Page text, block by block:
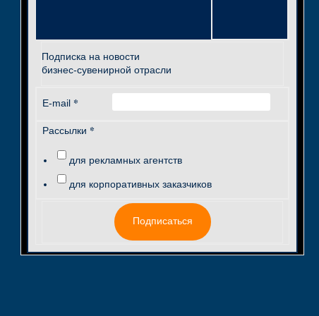
Подписка на новости
бизнес-сувенирной отрасли
E-mail *
Рассылки *
для рекламных агентств
для корпоративных заказчиков
Подписаться